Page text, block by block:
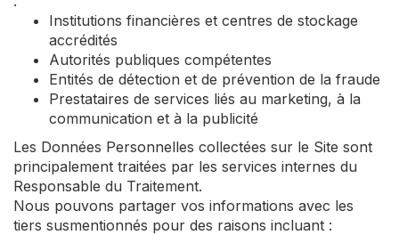
Institutions financières et centres de stockage
accrédités
Autorités publiques compétentes
Entités de détection et de prévention de la fraude
Prestataires de services liés au marketing, à la
communication et à la publicité
Les Données Personnelles collectées sur le Site sont
principalement traitées par les services internes du
Responsable du Traitement.
Nous pouvons partager vos informations avec les
tiers susmentionnés pour des raisons incluant :